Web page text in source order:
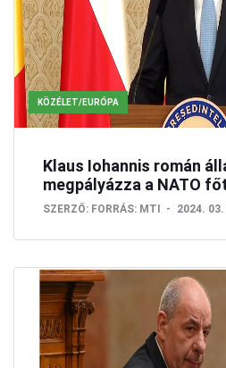
KÖZÉLET/EURÓPA
Klaus Iohannis román
megpályázza a NATO
SZERZŐ: FORRÁS: MTI 2024.